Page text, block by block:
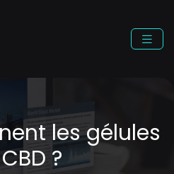
les gélules
?